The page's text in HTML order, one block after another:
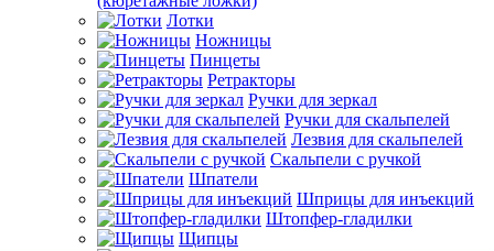
Лотки
Ножницы
Пинцеты
Ретракторы
Ручки для зеркал
Ручки для скальпелей
Лезвия для скальпелей
Скальпели с ручкой
Шпатели
Шприцы для инъекций
Штопфер-гладилки
Щипцы